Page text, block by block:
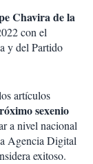
Chavira de la
con el
y del Partido
artículos
sexenio
a nivel nacional
Agencia Digital
exitoso.